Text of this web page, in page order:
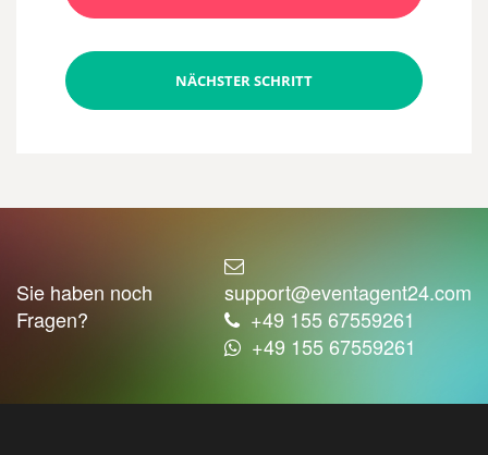
NÄCHSTER SCHRITT
Sie haben noch
Fragen?
support@eventagent24.com
+49 155 67559261
+49 155 67559261